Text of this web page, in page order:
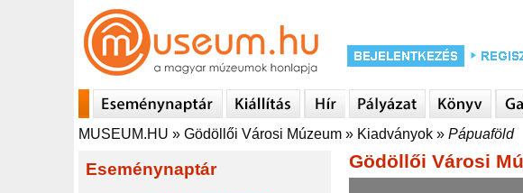
MUSEUM.HU » Gödöllői Városi Múzeum » Kiadványok » Pápuaföld
Eseménynaptár Gödöllői Városi